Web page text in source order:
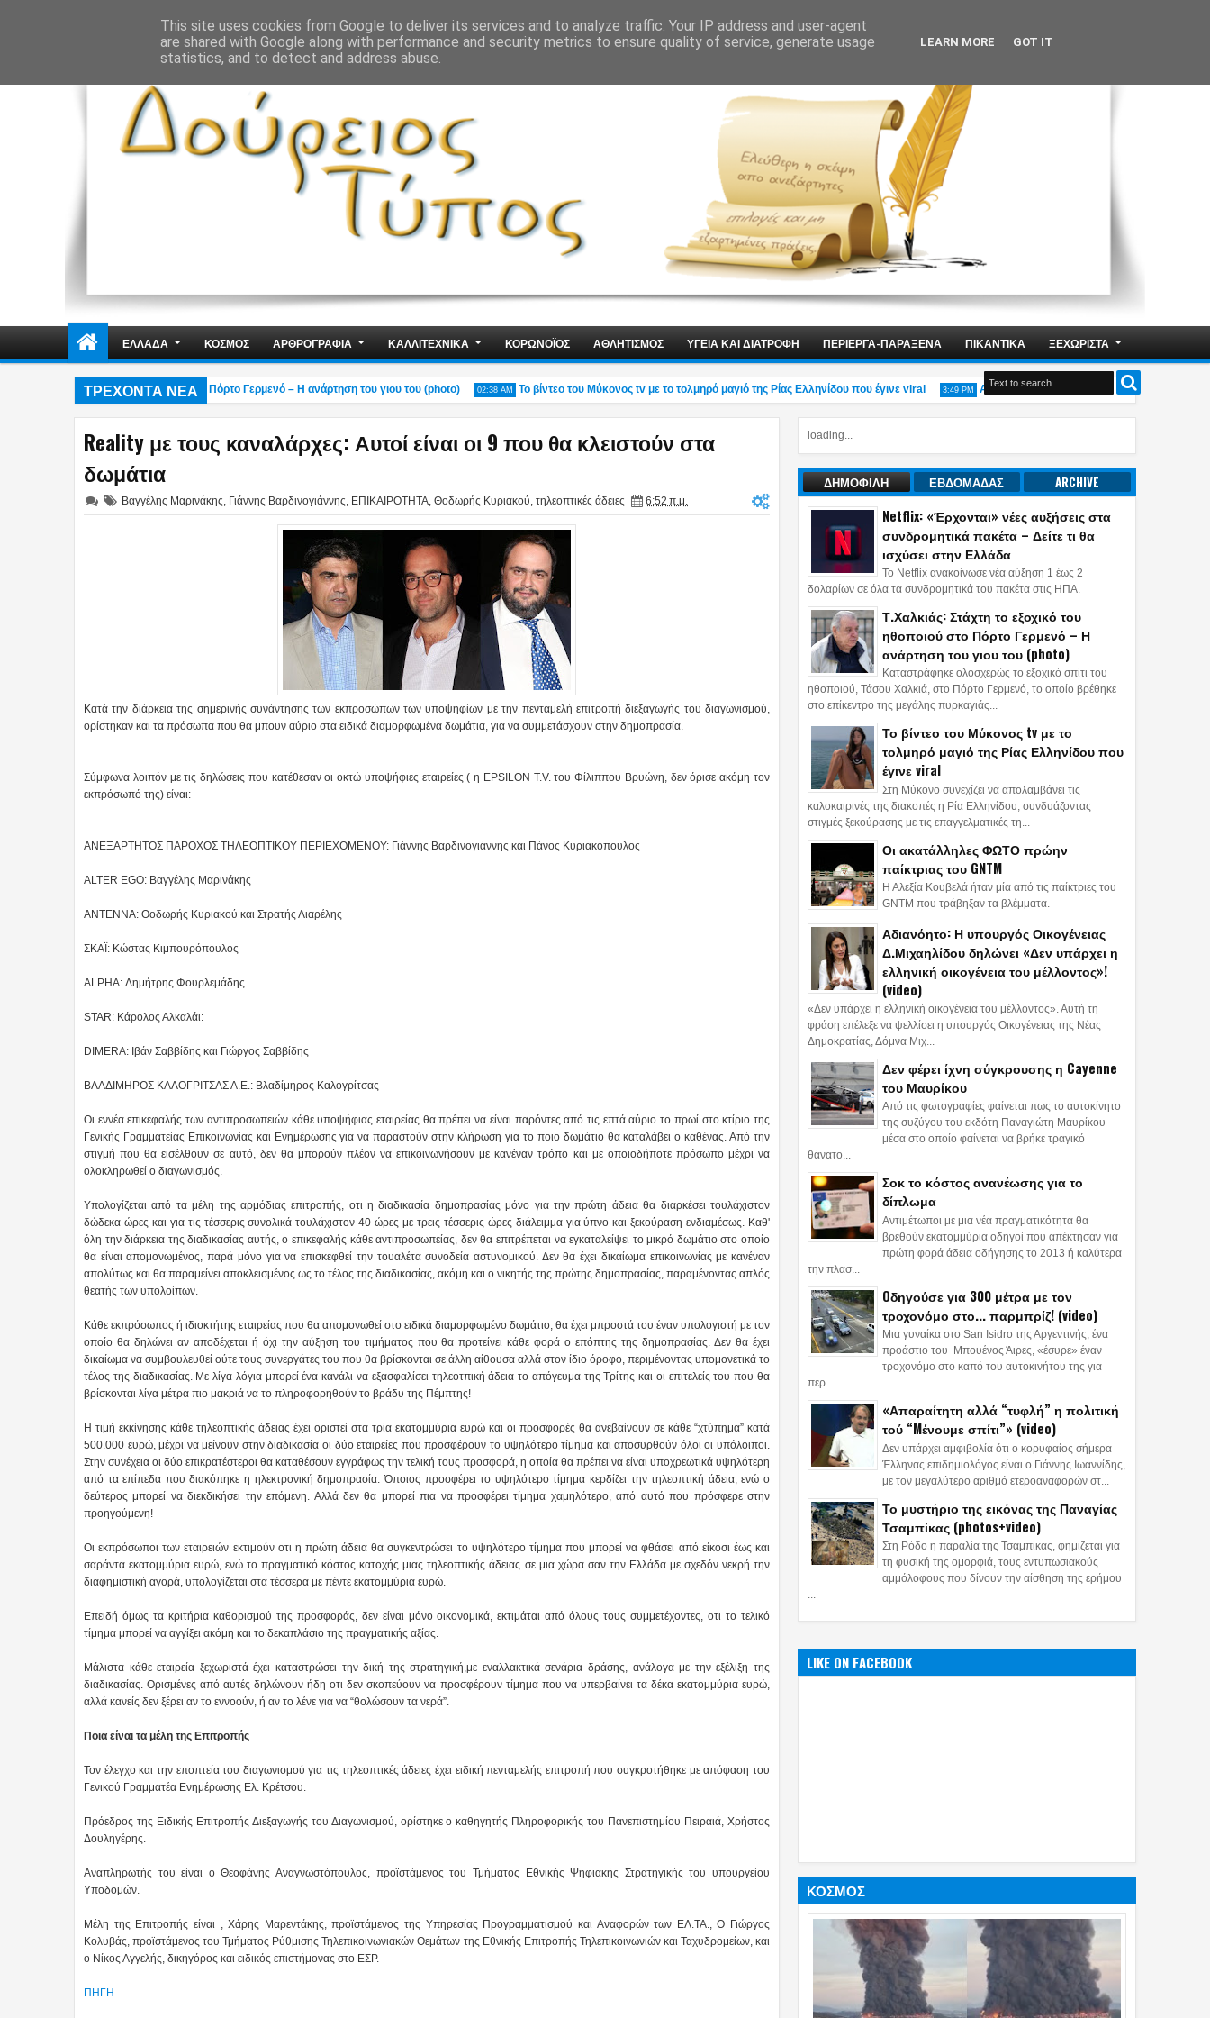
ΕΛΛΑΔΑ ΚΟΣΜΟΣ ΑΡΘΡΟΓΡΑΦΙΑ ΚΑΛΛΙΤΕΧΝΙΚΑ ΚΟΡΩΝΟΪΟΣ ΑΘΛΗΤΙΣΜΟΣ ΥΓΕΙΑ ΚΑΙ ΔΙΑΤΡΟΦΗ ΠΕΡΙΕΡΓΑ-ΠΑΡΑΞΕΝΑ ΠΙΚΑΝΤΙΚΑ ΞΕΧΩΡΙΣΤΑ
ΤΡΕΧΟΝΤΑ ΝΕΑ
το εξοχικό του ηθοποιού στο Πόρτο Γερμενό – Η ανάρτηση του γιου του (photo) 02:38 AM Το βίντεο του Μύκονος tv με το τολμηρό μαγιό της Ρίας Ελληνίδου που έγινε viral 3:49 PM Αδιανόητο: Η υπουργός Οικογένειας
Reality με τους καναλάρχες: Αυτοί είναι οι 9 που θα κλειστούν στα
δωμάτια
Βαγγέλης Μαρινάκης Γιάννης Βαρδινογιάννης ΕΠΙΚΑΙΡΟΤΗΤΑ Θοδωρής Κυριακού τηλεοπτικές άδειες 6:52 π.μ.
Κατά την διάρκεια της σημερινής συνάντησης των εκπροσώπων των υποψηφίων με την πενταμελή επιτροπή διεξαγωγής του διαγωνισμού,
ορίστηκαν και τα πρόσωπα που θα μπουν αύριο στα ειδικά διαμορφωμένα δωμάτια, για να συμμετάσχουν στην δημοπρασία.
Σύμφωνα λοιπόν με τις δηλώσεις που κατέθεσαν οι οκτώ υποψήφιες εταιρείες ( η EPSILON T.V. του Φίλιππου Βρυώνη, δεν όρισε ακόμη τον
εκπρόσωπό της) είναι:
ΑΝΕΞΑΡΤΗΤΟΣ ΠΑΡΟΧΟΣ ΤΗΛΕΟΠΤΙΚΟΥ ΠΕΡΙΕΧΟΜΕΝΟΥ: Γιάννης Βαρδινογιάννης και Πάνος Κυριακόπουλος
ALTER EGO: Βαγγέλης Μαρινάκης
ΑΝΤΕΝΝΑ: Θοδωρής Κυριακού και Στρατής Λιαρέλης
ΣΚΑΪ: Κώστας Κιμπουρόπουλος
ALPHA: Δημήτρης Φουρλεμάδης
STAR: Κάρολος Αλκαλάι:
DIMERA: Ιβάν Σαββίδης και Γιώργος Σαββίδης
ΒΛΑΔΙΜΗΡΟΣ ΚΑΛΟΓΡΙΤΣΑΣ Α.Ε.: Βλαδίμηρος Καλογρίτσας
Οι εννέα επικεφαλής των αντιπροσωπειών κάθε υποψήφιας εταιρείας θα πρέπει να είναι παρόντες από τις επτά αύριο το πρωί στο κτίριο της
Γενικής Γραμματείας Επικοινωνίας και Ενημέρωσης για να παραστούν στην κλήρωση για το ποιο δωμάτιο θα καταλάβει ο καθένας. Από την
στιγμή που θα εισέλθουν σε αυτό, δεν θα μπορούν πλέον να επικοινωνήσουν με κανέναν τρόπο και με οποιοδήποτε πρόσωπο μέχρι να
ολοκληρωθεί ο διαγωνισμός.
Υπολογίζεται από τα μέλη της αρμόδιας επιτροπής, οτι η διαδικασία δημοπρασίας μόνο για την πρώτη άδεια θα διαρκέσει τουλάχιστον
δώδεκα ώρες και για τις τέσσερις συνολικά τουλάχιστον 40 ώρες με τρεις τέσσερις ώρες διάλειμμα για ύπνο και ξεκούραση ενδιαμέσως. Καθ'
όλη την διάρκεια της διαδικασίας αυτής, ο επικεφαλής κάθε αντιπροσωπείας, δεν θα επιτρέπεται να εγκαταλείψει το μικρό δωμάτιο στο οποίο
θα είναι απομονωμένος, παρά μόνο για να επισκεφθεί την τουαλέτα συνοδεία αστυνομικού. Δεν θα έχει δικαίωμα επικοινωνίας με κανέναν
απολύτως και θα παραμείνει αποκλεισμένος ως το τέλος της διαδικασίας, ακόμη και ο νικητής της πρώτης δημοπρασίας, παραμένοντας απλός
θεατής των υπολοίπων.
Κάθε εκπρόσωπος ή ιδιοκτήτης εταιρείας που θα απομονωθεί στο ειδικά διαμορφωμένο δωμάτιο, θα έχει μπροστά του έναν υπολογιστή με τον
οποίο θα δηλώνει αν αποδέχεται ή όχι την αύξηση του τιμήματος που θα προτείνει κάθε φορά ο επόπτης της δημοπρασίας. Δεν θα έχει
δικαίωμα να συμβουλευθεί ούτε τους συνεργάτες του που θα βρίσκονται σε άλλη αίθουσα αλλά στον ίδιο όροφο, περιμένοντας υπομονετικά το
τέλος της διαδικασίας. Με λίγα λόγια μπορεί ένα κανάλι να εξασφαλίσει τηλεοτπική άδεια το απόγευμα της Τρίτης και οι επιτελείς του που θα
βρίσκονται λίγα μέτρα πιο μακριά να το πληροφορηθούν το βράδυ της Πέμπτης!
Η τιμή εκκίνησης κάθε τηλεοπτικής άδειας έχει οριστεί στα τρία εκατομμύρια ευρώ και οι προσφορές θα ανεβαίνουν σε κάθε “χτύπημα” κατά
500.000 ευρώ, μέχρι να μείνουν στην διαδικασία οι δύο εταιρείες που προσφέρουν το υψηλότερο τίμημα και αποσυρθούν όλοι οι υπόλοιποι.
Στην συνέχεια οι δύο επικρατέστεροι θα καταθέσουν εγγράφως την τελική τους προσφορά, η οποία θα πρέπει να είναι υποχρεωτικά υψηλότερη
από τα επίπεδα που διακόπηκε η ηλεκτρονική δημοπρασία. Όποιος προσφέρει το υψηλότερο τίμημα κερδίζει την τηλεοπτική άδεια, ενώ ο
δεύτερος μπορεί να διεκδικήσει την επόμενη. Αλλά δεν θα μπορεί πια να προσφέρει τίμημα χαμηλότερο, από αυτό που πρόσφερε στην
προηγούμενη!
Οι εκπρόσωποι των εταιρειών εκτιμούν οτι η πρώτη άδεια θα συγκεντρώσει το υψηλότερο τίμημα που μπορεί να φθάσει από είκοσι έως και
σαράντα εκατομμύρια ευρώ, ενώ το πραγματικό κόστος κατοχής μιας τηλεοπτικής άδειας σε μια χώρα σαν την Ελλάδα με σχεδόν νεκρή την
διαφημιστική αγορά, υπολογίζεται στα τέσσερα με πέντε εκατομμύρια ευρώ.
Επειδή όμως τα κριτήρια καθορισμού της προσφοράς, δεν είναι μόνο οικονομικά, εκτιμάται από όλους τους συμμετέχοντες, οτι το τελικό
τίμημα μπορεί να αγγίξει ακόμη και το δεκαπλάσιο της πραγματικής αξίας.
Μάλιστα κάθε εταιρεία ξεχωριστά έχει καταστρώσει την δική της στρατηγική,με εναλλακτικά σενάρια δράσης, ανάλογα με την εξέλιξη της
διαδικασίας. Ορισμένες από αυτές δηλώνουν ήδη οτι δεν σκοπεύουν να προσφέρουν τίμημα που να υπερβαίνει τα δέκα εκατομμύρια ευρώ,
αλλά κανείς δεν ξέρει αν το εννοούν, ή αν το λένε για να “θολώσουν τα νερά”.
Ποια είναι τα μέλη της Επιτροπής
Τον έλεγχο και την εποπτεία του διαγωνισμού για τις τηλεοπτικές άδειες έχει ειδική πενταμελής επιτροπή που συγκροτήθηκε με απόφαση του
Γενικού Γραμματέα Ενημέρωσης Ελ. Κρέτσου.
Πρόεδρος της Ειδικής Επιτροπής Διεξαγωγής του Διαγωνισμού, ορίστηκε ο καθηγητής Πληροφορικής του Πανεπιστημίου Πειραιά, Χρήστος
Δουληγέρης.
Αναπληρωτής του είναι ο Θεοφάνης Αναγνωστόπουλος, προϊστάμενος του Τμήματος Εθνικής Ψηφιακής Στρατηγικής του υπουργείου
Υποδομών.
Μέλη της Επιτροπής είναι , Χάρης Μαρεντάκης, προϊστάμενος της Υπηρεσίας Προγραμματισμού και Αναφορών των ΕΛ.ΤΑ., Ο Γιώργος
Κολυβάς, προϊστάμενος του Τμήματος Ρύθμισης Τηλεπικοινωνιακών Θεμάτων της Εθνικής Επιτροπής Τηλεπικοινωνιών και Ταχυδρομείων, και
ο Νίκος Αγγελής, δικηγόρος και ειδικός επιστήμονας στο ΕΣΡ.
ΠΗΓΗ
loading...
ΔΗΜΟΦΙΛΗ ΕΒΔΟΜΑΔΑΣ ARCHIVE
Netflix: «Έρχονται» νέες αυξήσεις στα
συνδρομητικά πακέτα – Δείτε τι θα
ισχύσει στην Ελλάδα
Το Netflix ανακοίνωσε νέα αύξηση 1 έως 2
δολαρίων σε όλα τα συνδρομητικά του πακέτα στις ΗΠΑ.
Τ.Χαλκιάς: Στάχτη το εξοχικό του
ηθοποιού στο Πόρτο Γερμενό – Η
ανάρτηση του γιου του (photo)
Καταστράφηκε ολοσχερώς το εξοχικό σπίτι του
ηθοποιού, Τάσου Χαλκιά, στο Πόρτο Γερμενό, το οποίο βρέθηκε
στο επίκεντρο της μεγάλης πυρκαγιάς...
Το βίντεο του Μύκονος tv με το
τολμηρό μαγιό της Ρίας Ελληνίδου που
έγινε viral
Στη Μύκονο συνεχίζει να απολαμβάνει τις
καλοκαιρινές της διακοπές η Ρία Ελληνίδου, συνδυάζοντας
στιγμές ξεκούρασης με τις επαγγελματικές τη...
Οι ακατάλληλες ΦΩΤΟ πρώην
παίκτριας του GNTM
Η Αλεξία Κουβελά ήταν μία από τις παίκτριες του
GNTM που τράβηξαν τα βλέμματα.
Αδιανόητο: Η υπουργός Οικογένειας
Δ.Μιχαηλίδου δηλώνει «Δεν υπάρχει η
ελληνική οικογένεια του μέλλοντος»!
(video)
«Δεν υπάρχει η ελληνική οικογένεια του μέλλοντος». Αυτή τη
φράση επέλεξε να ψελλίσει η υπουργός Οικογένειας της Νέας
Δημοκρατίας, Δόμνα Μιχ...
Δεν φέρει ίχνη σύγκρουσης η Cayenne
του Μαυρίκου
Από τις φωτογραφίες φαίνεται πως το αυτοκίνητο
της συζύγου του εκδότη Παναγιώτη Μαυρίκου
μέσα στο οποίο φαίνεται να βρήκε τραγικό
θάνατο...
Σοκ το κόστος ανανέωσης για το
δίπλωμα
Αντιμέτωποι με μια νέα πραγματικότητα θα
βρεθούν εκατομμύρια οδηγοί που απέκτησαν για
πρώτη φορά άδεια οδήγησης το 2013 ή καλύτερα
την πλασ...
Oδηγούσε για 300 μέτρα με τον
τροχονόμο στο... παρμπρίζ! (video)
Μια γυναίκα στο San Isidro της Αργεντινής, ένα
προάστιο του Μπουένος Άιρες, «έσυρε» έναν
τροχονόμο στο καπό του αυτοκινήτου της για
περ...
«Απαραίτητη αλλά “τυφλή” η πολιτική
τού “Mένουμε σπίτι”» (video)
Δεν υπάρχει αμφιβολία ότι ο κορυφαίος σήμερα
Έλληνας επιδημιολόγος είναι ο Γιάννης Ιωαννίδης,
με τον μεγαλύτερο αριθμό ετεροαναφορών στ...
Το μυστήριο της εικόνας της Παναγίας
Τσαμπίκας (photos+video)
Στη Ρόδο η παραλία της Τσαμπίκας, φημίζεται για
τη φυσική της ομορφιά, τους εντυπωσιακούς
αμμόλοφους που δίνουν την αίσθηση της ερήμου
...
LIKE ON FACEBOOK
ΚΟΣΜΟΣ
This site uses cookies from Google to deliver its services and to analyze traffic. Your IP address and user-agent
are shared with Google along with performance and security metrics to ensure quality of service, generate usage
statistics, and to detect and address abuse.
LEARN MORE GOT IT